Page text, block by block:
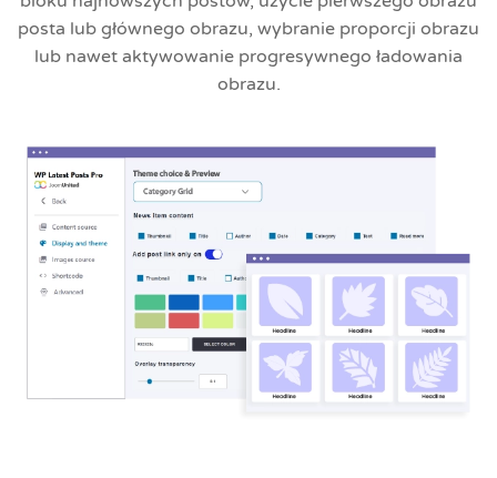
posta lub głównego obrazu, wybranie proporcji obrazu
lub nawet aktywowanie progresywnego ładowania
obrazu.